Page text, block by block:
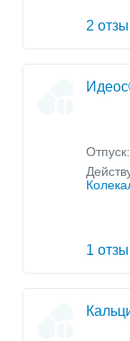
2
1